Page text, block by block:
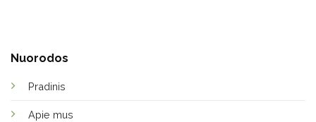
Nuorodos
Pradinis
Apie mus